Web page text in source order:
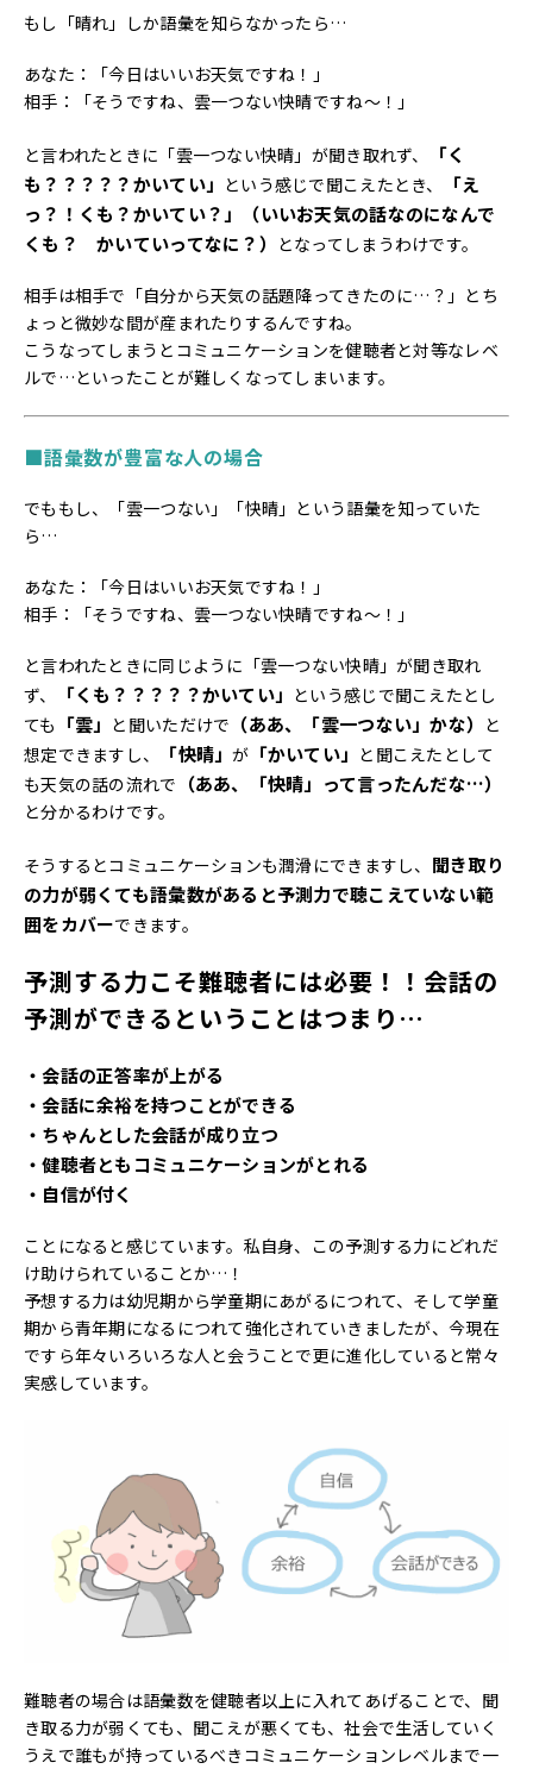
もし「晴れ」しか語彙を知らなかったら…
あなた：「今日はいいお天気ですね！」
相手：「そうですね、雲一つない快晴ですね～！」
と言われたときに「雲一つない快晴」が聞き取れず、
「く
も？？？？？かいてい」 という感じで聞こえたとき、
「え
っ？！くも？かいてい？」（いいお天気の話なのになんで
くも？ かいていってなに？） となってしまうわけです。
相手は相手で「自分から天気の話題降ってきたのに…？」とち
ょっと微妙な間が産まれたりするんですね。
こうなってしまうとコミュニケーションを健聴者と対等なレベ
ルで…といったことが難しくなってしまいます。
■語彙数が豊富な人の場合
でももし、「雲一つない」「快晴」という語彙を知っていた
ら…
あなた：「今日はいいお天気ですね！」
相手：「そうですね、雲一つない快晴ですね～！」
と言われたときに同じように「雲一つない快晴」が聞き取れ
ず、
「くも？？？？？かいてい」 という感じで聞こえたとし
ても 「雲」 と聞いただけで （ああ、「雲一つない」かな） と
想定できますし、
「快晴」が 「かいてい」 と聞こえたとして
も天気の話の流れで （ああ、「快晴」って言ったんだな…）
と分かるわけです。
そうするとコミュニケーションも潤滑にできますし、 聞き取り
の力が弱くても語彙数があると予測力で聴こえていない範
囲をカバーできます。
予測する力こそ難聴者には必要！！会話の
予測ができるということはつまり…
・会話の正答率が上がる
・会話に余裕を持つことができる
・ちゃんとした会話が成り立つ
・健聴者ともコミュニケーションがとれる
・自信が付く
ことになると感じています。私自身、この予測する力にどれだ
け助けられていることか…！
予想する力は幼児期から学童期にあがるにつれて、そして学童
期から青年期になるにつれて強化されていきましたが、今現在
ですら年々いろいろな人と会うことで更に進化していると常々
実感しています。
難聴者の場合は語彙数を健聴者以上に入れてあげることで、聞
き取る力が弱くても、聞こえが悪くても、社会で生活していく
うえで誰もが持っているべきコミュニケーションレベルまで一